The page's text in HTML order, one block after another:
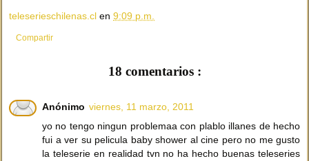
teleserieschilenas.cl en 9:09 p.m.
Compartir
18 comentarios :
Anónimo viernes, 11 marzo, 2011
yo no tengo ningun problemaa con plablo illanes de hecho
fui a ver su pelicula baby shower al cine pero no me gusto
la teleserie en realidad tvn no ha hecho buenas teleseries